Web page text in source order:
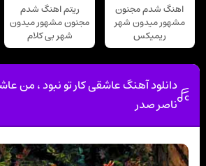
اهنگ شدم مجنون
مشهور میدون شهر
ریمیکس
ریتم اهنگ شدم
مجنون مشهور میدون
شهر بی کلام
دانلود آهنگ عاشقی کار تو نبود ، من
ناصر صدر